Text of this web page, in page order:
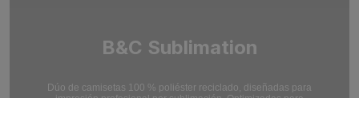
B&C Sublimation
Dúo de camisetas 100 % poliéster reciclado, diseñadas para
impresión profesional por sublimación. Optimizadas para